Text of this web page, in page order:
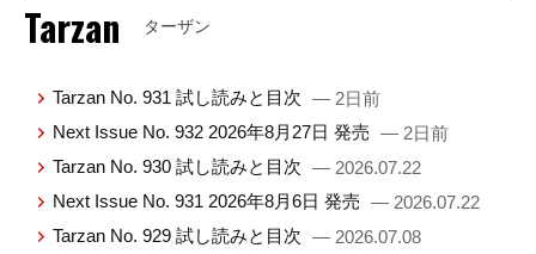
Tarzan ターザン
Tarzan No. 931 試し読みと目次 — 2日前
Next Issue No. 932 2026年8月27日 発売 — 2日前
Tarzan No. 930 試し読みと目次 — 2026.07.22
Next Issue No. 931 2026年8月6日 発売 — 2026.07.22
Tarzan No. 929 試し読みと目次 — 2026.07.08